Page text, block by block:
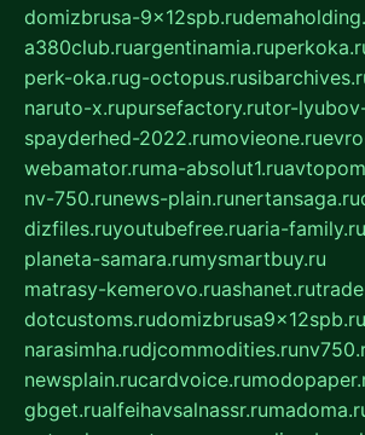
domizbrusa-9x12spb.ru
a380club.ruargentinamia.ru
perk-oka.rug-octopus.ru
naruto-x.rupursefactory.rutor-
spayderhed-2022.rumovieone.ru
webamator.ruma-absolut1.ru
nv-750.runews-plain.runertansaga.ru
dizfiles.ruyoutubefree.ruaria-family.ru
planeta-samara.rumysmartbuy.ru
matrasy-kemerovo.ruashanet.ru
dotcustoms.rudomizbrusa9x12spb.ru
narasimha.rudjcommodities.ru
newsplain.rucardvoice.ru
gbget.rualfeihavsalnassr.ru